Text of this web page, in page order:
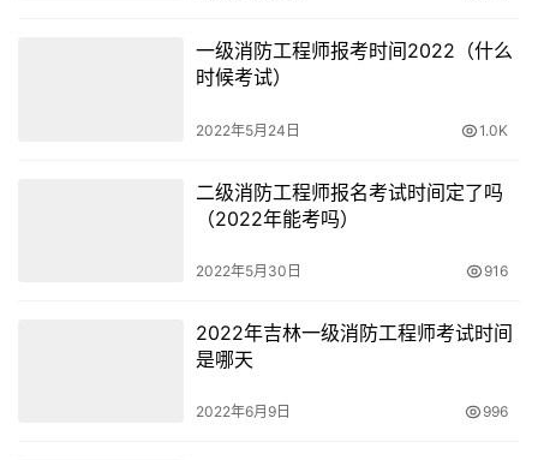
（其中工资2470元，绩效工资900元，五险一金1500元，
伙食补助870，服装费500）。
2、试用期2个月（含一个月集训时间），试用期间月工资
3、试用期后任职队长（副队长）职务工资500（400）
元，任职队长助理职务工资300元，任职班长（副班长）职
4、伙食享受与正式消防员同等的供应标准，被装按照安徽
一级消防工程师报考时间2022（什么
时候考试）
2022年5月24日 1.0K
二级消防工程师报名考试时间定了吗
（2022年能考吗）
2022年5月30日 916
2022年吉林一级消防工程师考试时间
是哪天
2022年6月9日 996